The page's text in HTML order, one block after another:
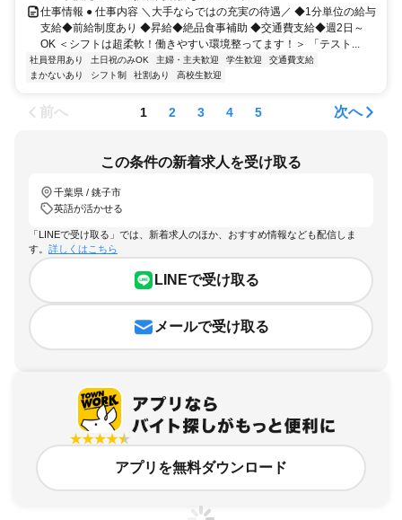
仕事情報 ● 仕事内容 ＼大手ならではの充実の待遇／ ◆1分単位の給与
支給◆前給制度あり ◆昇給◆絶品食事補助 ◆交通費支給◆週2日～
OK ＜シフトは超柔軟！働きやすい環境整ってます！＞ 「テスト...
社員登用あり 土日祝のみOK 主婦・主夫歓迎 学生歓迎
交通費支給
まかないあり
シフト制 社割あり 高校生歓迎
前へ 1 2 3 4 5 次へ
この条件の新着求人を受け取る
千葉県 / 銚子市
英語が活かせる
「LINEで受け取る」では、新着求人のほか、おすすめ情報なども配信しま
す。 詳しくはこちら
LINEで受け取る
メールで受け取る
アプリを無料ダウンロード